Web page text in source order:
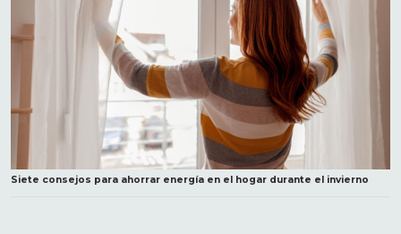
Siete consejos para ahorrar energía en el hogar durante el invierno